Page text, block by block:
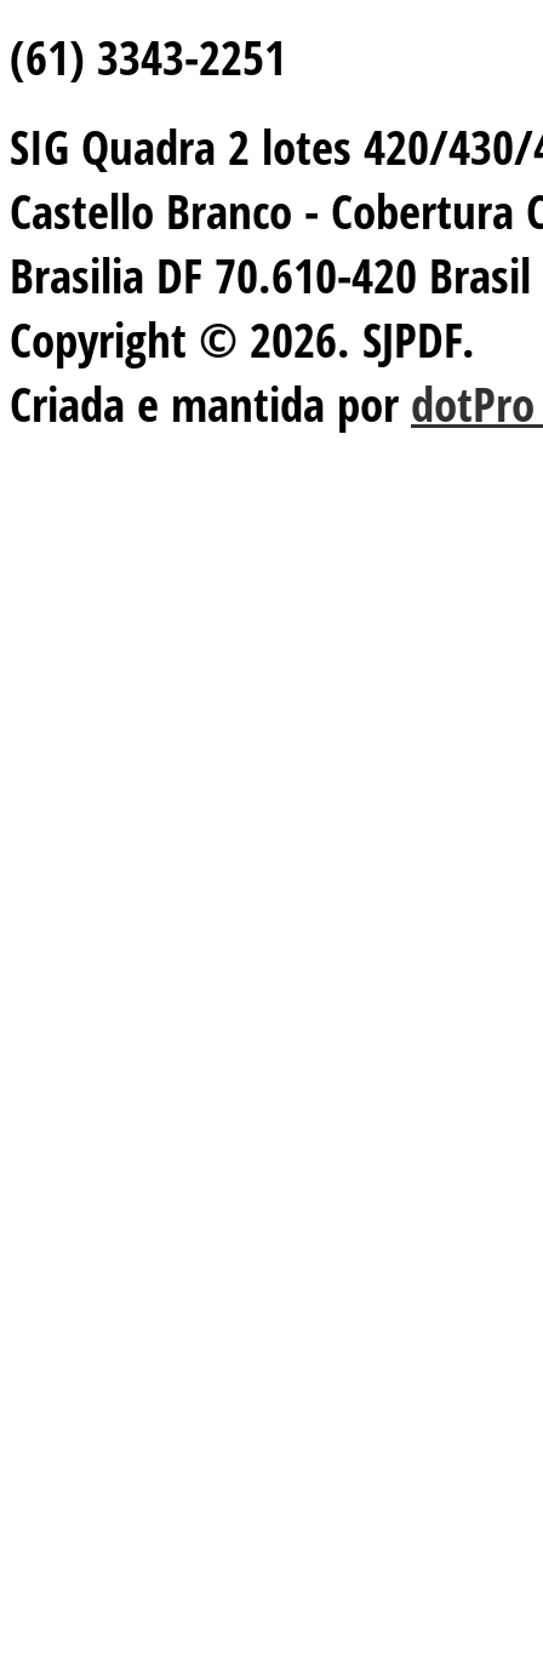
(61) 3343-2251
SIG Quadra 2 lotes 420/
Castello Branco - Cobertura
Brasilia DF 70.610-420 Brasil
Copyright © 2026. SJPDF.
Criada e mantida por